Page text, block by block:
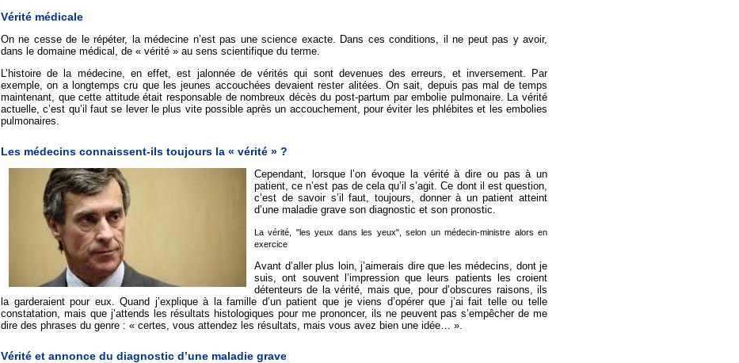
Vérité médicale
On ne cesse de le répéter, la médecine n’est pas une science exacte. Dans ces conditions, il ne peut pas y avoir,
dans le domaine médical, de « vérité » au sens scientifique du terme.
L’histoire de la médecine, en effet, est jalonnée de vérités qui sont devenues des erreurs, et inversement. Par
exemple, on a longtemps cru que les jeunes accouchées devaient rester alitées. On sait, depuis pas mal de temps
maintenant, que cette attitude était responsable de nombreux décès du post-partum par embolie pulmonaire. La vérité
actuelle, c’est qu’il faut se lever le plus vite possible après un accouchement, pour éviter les phlébites et les embolies
pulmonaires.
Les médecins connaissent-ils toujours la « vérité » ?
Cependant, lorsque l’on évoque la vérité à dire ou pas à un
patient, ce n’est pas de cela qu’il s’agit. Ce dont il est question,
c’est de savoir s’il faut, toujours, donner à un patient atteint
d’une maladie grave son diagnostic et son pronostic.
La vérité, "les yeux dans les yeux", selon un médecin-ministre alors en
exercice
Avant d’aller plus loin, j’aimerais dire que les médecins, dont je
suis, ont souvent l’impression que leurs patients les croient
détenteurs de la vérité, mais que, pour d’obscures raisons, ils
la garderaient pour eux. Quand j’explique à la famille d’un patient que je viens d’opérer que j’ai fait telle ou telle
constatation, mais que j’attends les résultats histologiques pour me prononcer, ils ne peuvent pas s’empêcher de me
dire des phrases du genre : « certes, vous attendez les résultats, mais vous avez bien une idée… ».
Vérité et annonce du diagnostic d’une maladie grave